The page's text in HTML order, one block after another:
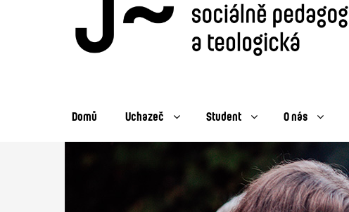
Domů Uchazeč Student O nás